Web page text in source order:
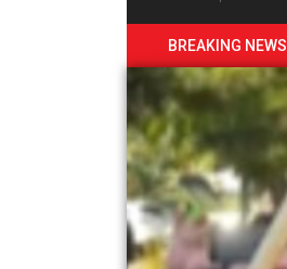
BREAKING NEWS
a turistas traer Biblias al país